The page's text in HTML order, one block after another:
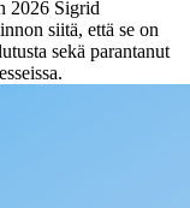
2026 Sigrid
siitä, että se on
sekä parantanut